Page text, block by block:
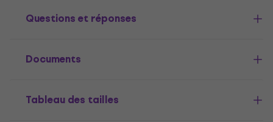
Questions et réponses
Documents
Tableau des tailles